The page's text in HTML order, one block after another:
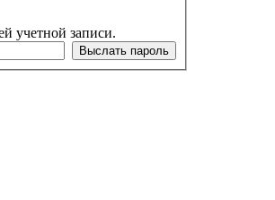
учетной записи.